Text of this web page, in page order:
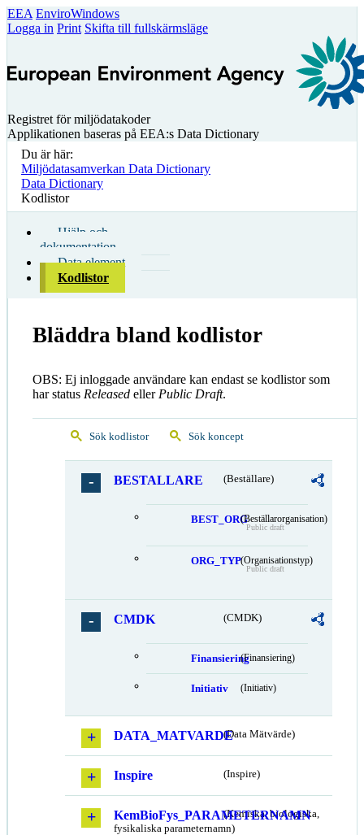
EEA EnviroWindows
Logga in Print Skifta till fullskärmsläge
Registret för miljödatakoder
Applikationen baseras på EEA:s Data Dictionary
Du är här:
Miljödatasamverkan Data Dictionary
Data Dictionary
Kodlistor
Hjälp och
dokumentation
Data element
Kodlistor
Bläddra bland kodlistor
OBS: Ej inloggade användare kan endast se kodlistor som
har status Released eller Public Draft.
Sök kodlistor Sök koncept
BESTALLARE (Beställare)
BEST_ORG(Beställarorganisation)
Public draft
ORG_TYP(Organisationstyp)
Public draft
CMDK (CMDK)
Finansiering(Finansiering)
Initiativ (Initiativ)
DATA_MATVARDE(Data Mätvärde)
Inspire (Inspire)
KemBioFys_PARAMETERNAMN
(Kemiska, biologiska,
fysikaliska parameternamn)